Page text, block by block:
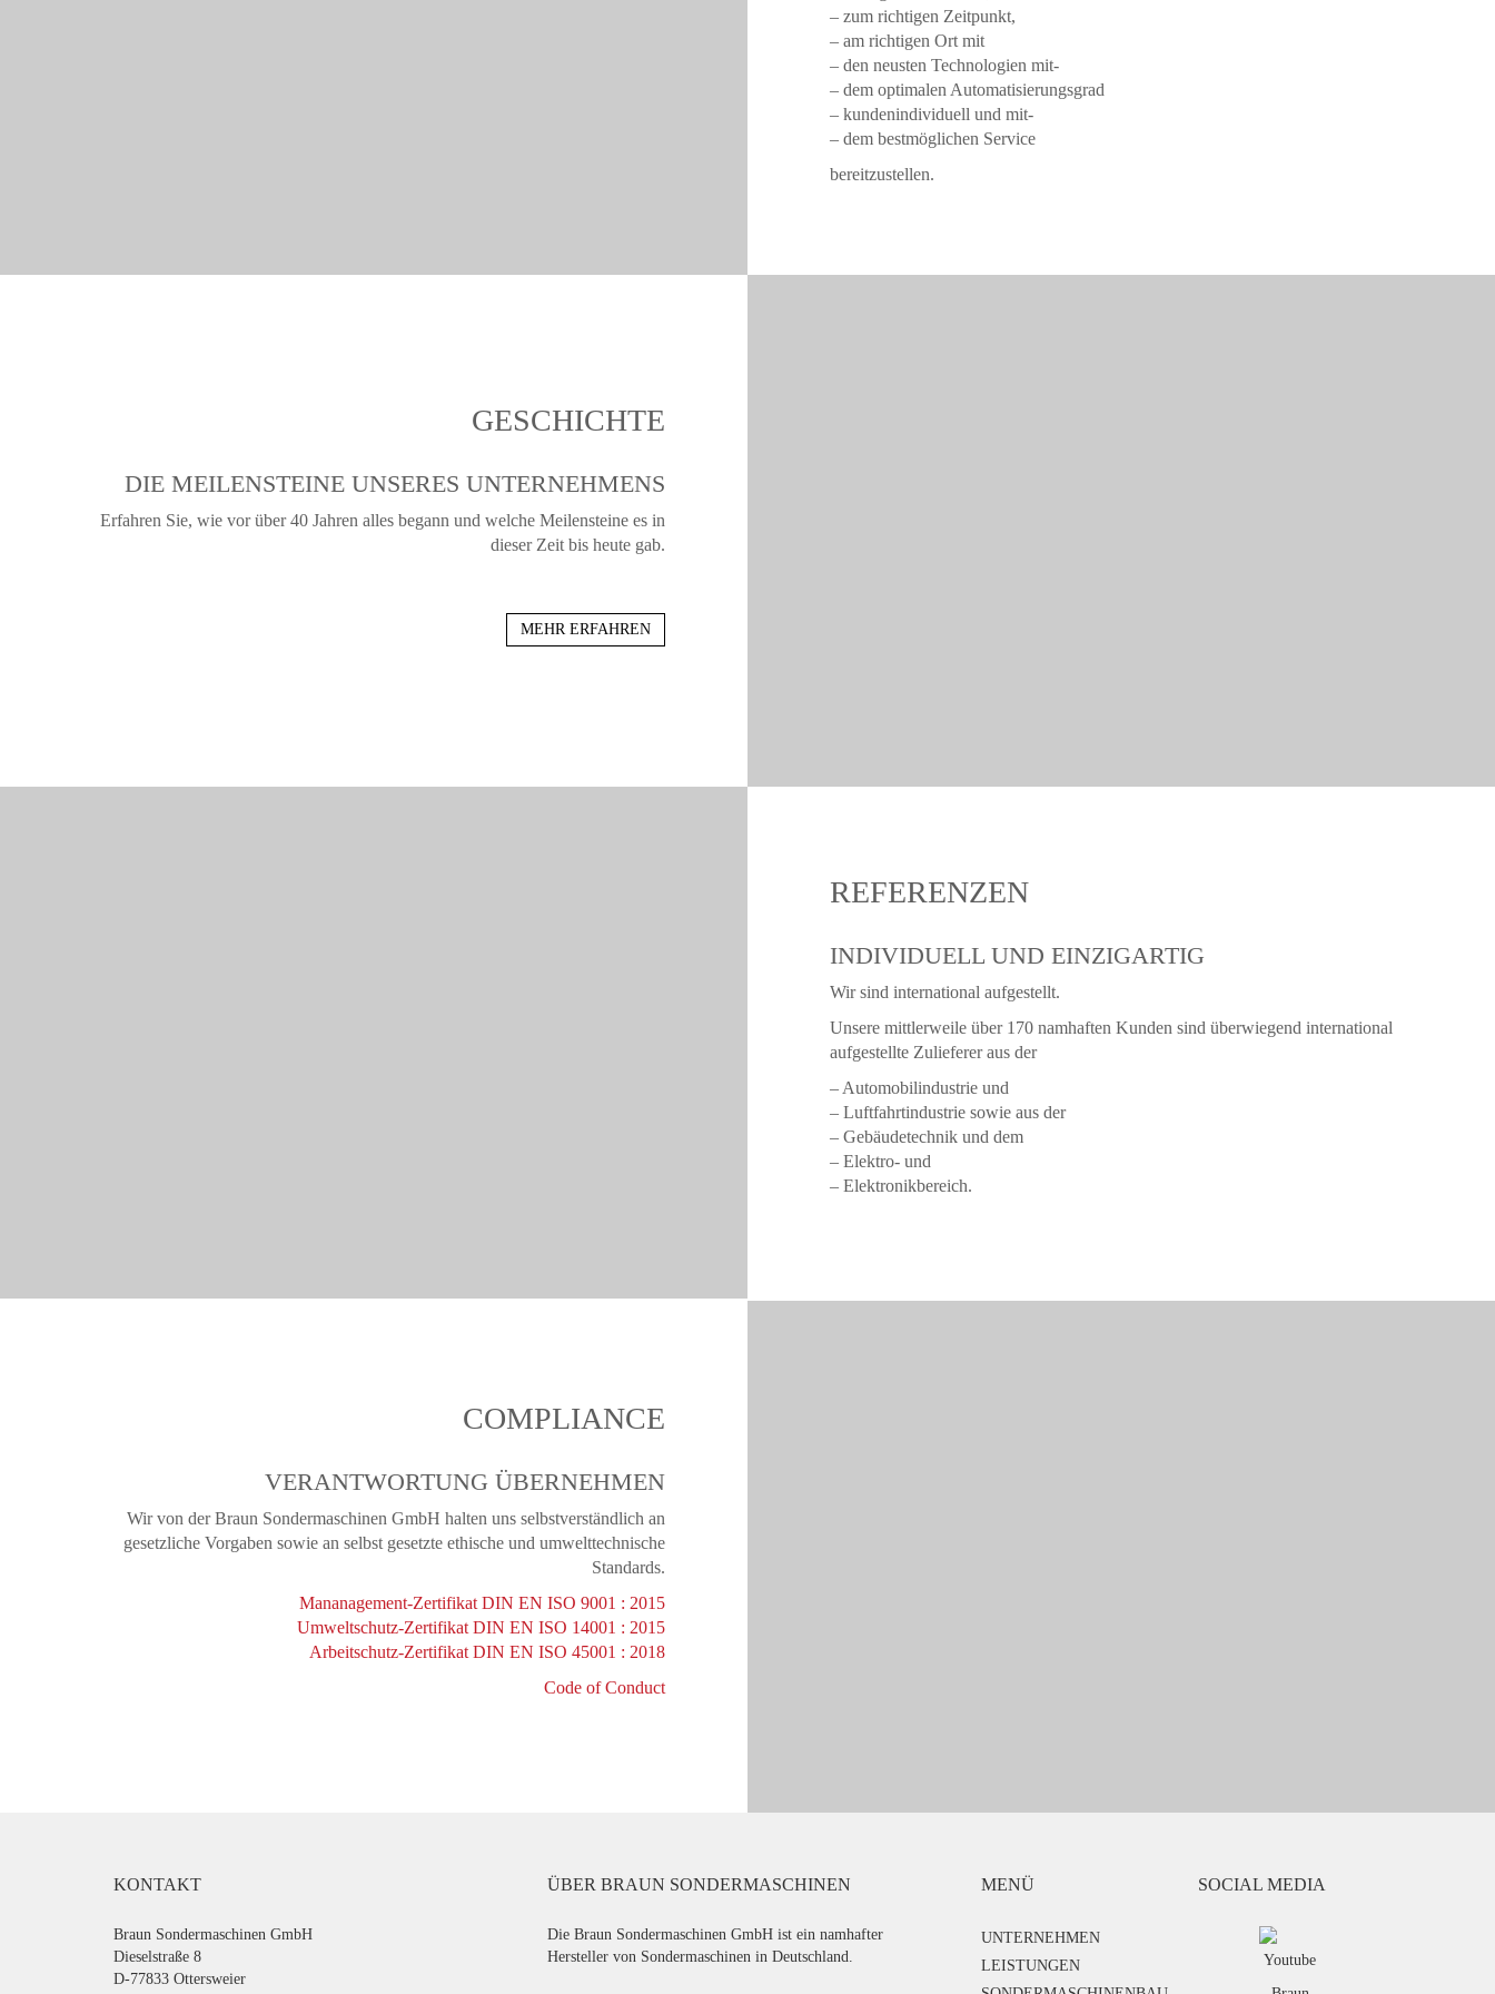
– zum richtigen Zeitpunkt,
– am richtigen Ort mit
– den neusten Technologien mit-
– dem optimalen Automatisierungsgrad
– kundenindividuell und mit-
– dem bestmöglichen Service
bereitzustellen.
GESCHICHTE
DIE MEILENSTEINE UNSERES UNTERNEHMENS
Erfahren Sie, wie vor über 40 Jahren alles begann und welche Meilensteine es in
dieser Zeit bis heute gab.
MEHR ERFAHREN
REFERENZEN
INDIVIDUELL UND EINZIGARTIG
Wir sind international aufgestellt.
Unsere mittlerweile über 170 namhaften Kunden sind überwiegend international
aufgestellte Zulieferer aus der
– Automobilindustrie und
– Luftfahrtindustrie sowie aus der
– Gebäudetechnik und dem
– Elektro- und
– Elektronikbereich.
COMPLIANCE
VERANTWORTUNG ÜBERNEHMEN
Wir von der Braun Sondermaschinen GmbH halten uns selbstverständlich an
gesetzliche Vorgaben sowie an selbst gesetzte ethische und umwelttechnische
Standards.
Mananagement-Zertifikat DIN EN ISO 9001 : 2015
Umweltschutz-Zertifikat DIN EN ISO 14001 : 2015
Arbeitschutz-Zertifikat DIN EN ISO 45001 : 2018
Code of Conduct
KONTAKT
Braun Sondermaschinen GmbH
Dieselstraße 8
D-77833 Ottersweier
ÜBER BRAUN SONDERMASCHINEN
Die Braun Sondermaschinen GmbH ist ein namhafter
Hersteller von Sondermaschinen in Deutschland.
MENÜ
UNTERNEHMEN
LEISTUNGEN
SOCIAL MEDIA